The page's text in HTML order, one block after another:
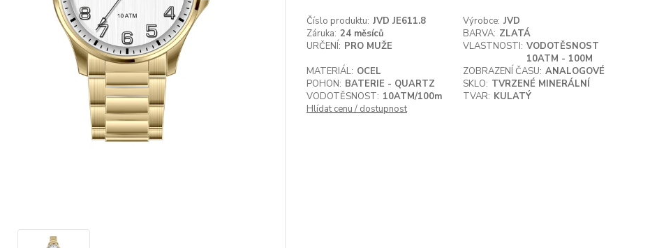
Číslo produktu: JVD JE611.8 Výrobce: JVD
Záruka: 24 měsíců BARVA: ZLATÁ
URČENÍ: PRO MUŽE VLASTNOSTI: VODOTĚSNOST
10ATM - 100M
MATERIÁL: OCEL ZOBRAZENÍ ČASU: ANALOGOVÉ
POHON: BATERIE - QUARTZ SKLO: TVRZENÉ MINERÁLNÍ
VODOTĚSNOST: 10ATM/100m TVAR: KULATÝ
Hlídat cenu / dostupnost